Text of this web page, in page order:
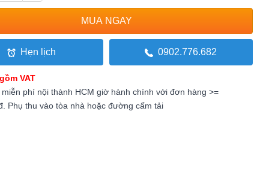
Hẹn lịch 0902.776.682
VAT
phí nội thành HCM giờ hành chính với đơn hàng >=
Phụ thu vào tòa nhà hoặc đường cấm tải